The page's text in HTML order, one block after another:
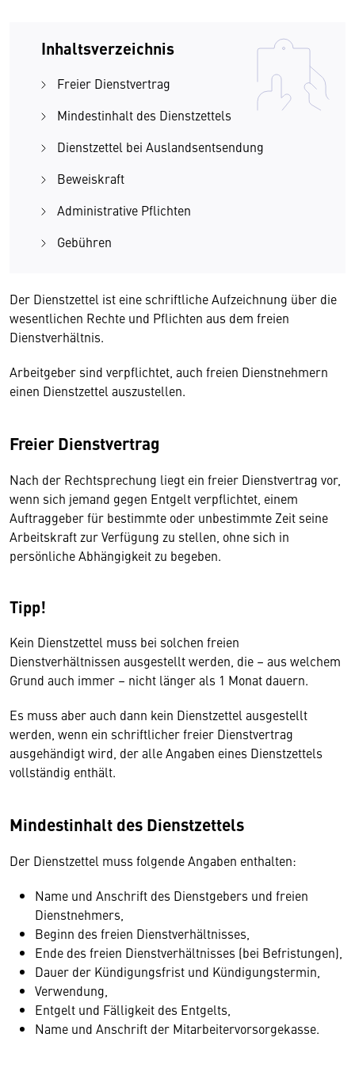
Inhaltsverzeichnis
Freier Dienstvertrag
Mindestinhalt des Dienstzettels
Dienstzettel bei Auslandsentsendung
Beweiskraft
Administrative Pflichten
Gebühren
Der Dienstzettel ist eine schriftliche Aufzeichnung über die
wesentlichen Rechte und Pflichten aus dem freien
Dienstverhältnis.
Arbeitgeber sind verpflichtet, auch freien Dienstnehmern
einen Dienstzettel auszustellen.
Freier Dienstvertrag
Nach der Rechtsprechung liegt ein freier Dienstvertrag vor,
wenn sich jemand gegen Entgelt verpflichtet, einem
Auftraggeber für bestimmte oder unbestimmte Zeit seine
Arbeitskraft zur Verfügung zu stellen, ohne sich in
persönliche Abhängigkeit zu begeben.
Tipp!
Kein Dienstzettel muss bei solchen freien
Dienstverhältnissen ausgestellt werden, die – aus welchem
Grund auch immer – nicht länger als 1 Monat dauern.
Es muss aber auch dann kein Dienstzettel ausgestellt
werden, wenn ein schriftlicher freier Dienstvertrag
ausgehändigt wird, der alle Angaben eines Dienstzettels
vollständig enthält.
Mindestinhalt des Dienstzettels
Der Dienstzettel muss folgende Angaben enthalten:
Name und Anschrift des Dienstgebers und freien
Dienstnehmers,
Beginn des freien Dienstverhältnisses,
Ende des freien Dienstverhältnisses (bei Befristungen),
Dauer der Kündigungsfrist und Kündigungstermin,
Verwendung,
Entgelt und Fälligkeit des Entgelts,
Name und Anschrift der Mitarbeitervorsorgekasse.